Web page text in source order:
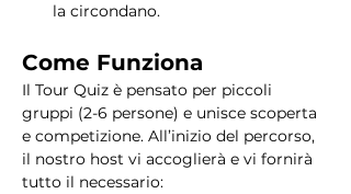
la circondano.
Come Funziona
Il Tour Quiz è pensato per piccoli
gruppi (2-6 persone) e unisce scoperta
e competizione. All’inizio del percorso,
il nostro host vi accoglierà e vi fornirà
tutto il necessario: